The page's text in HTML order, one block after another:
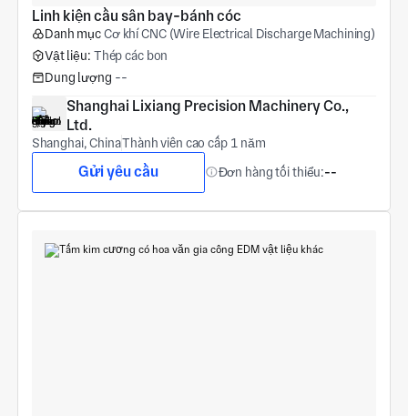
Linh kiện cầu sân bay-bánh cóc
Danh mụcCơ khí CNC (Wire Electrical Discharge Machining)
Vật liệu: Thép các bon
Dung lượng --
Shanghai Lixiang Precision Machinery Co.,
Ltd.
Shanghai, ChinaThành viên cao cấp 1 năm
Gửi yêu cầu Đơn hàng tối thiểu:--